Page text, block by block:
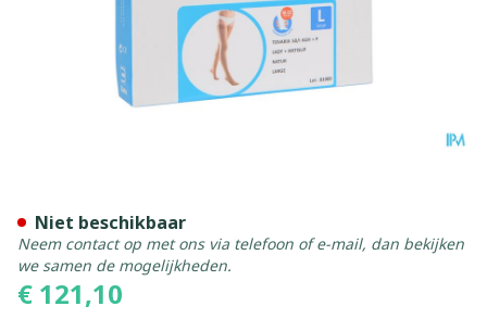
€ 121,10
Niet beschikbaar
Neem contact op met ons via telefoon of e-mail, dan bekijken
we samen de mogelijkheden.